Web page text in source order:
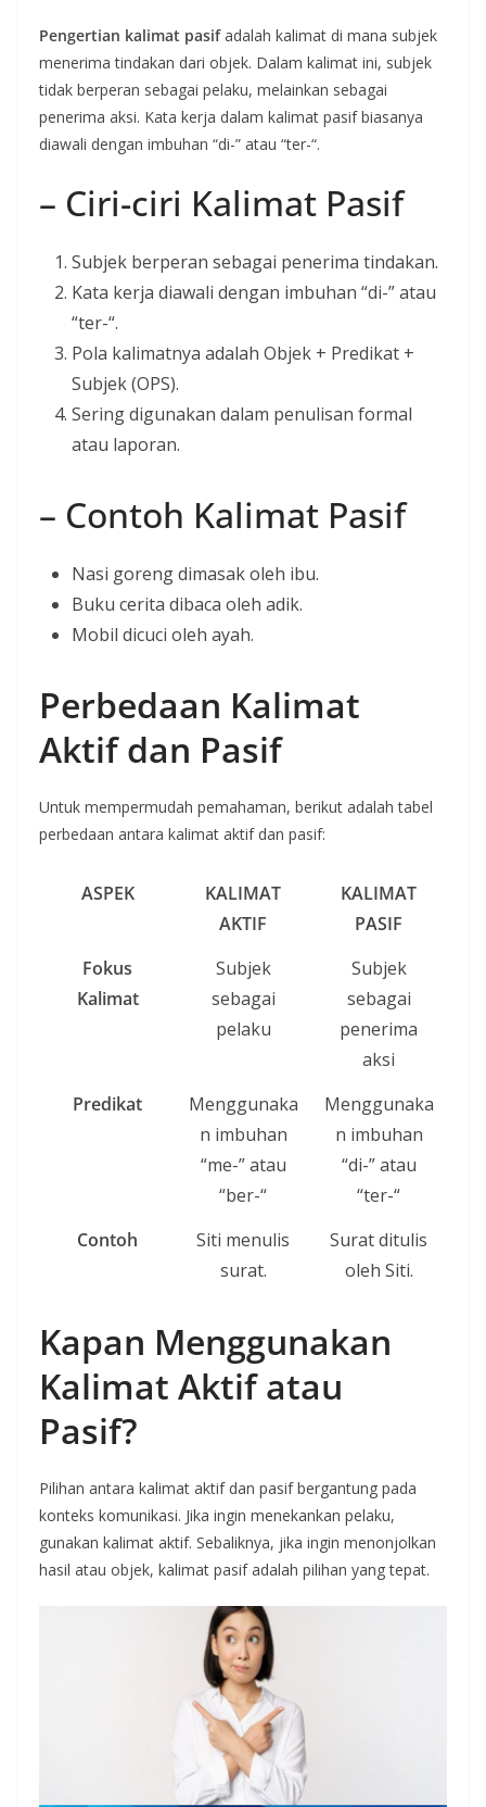
Pengertian kalimat pasifadalah kalimat di mana subjek
menerima tindakan dari objek. Dalam kalimat ini, subjek
tidak berperan sebagai pelaku, melainkan sebagai
penerima aksi. Kata kerja dalam kalimat pasif biasanya
diawali dengan imbuhan “di-” atau “ter-“.
– Ciri-ciri Kalimat Pasif
Subjek berperan sebagai penerima tindakan.
Kata kerja diawali dengan imbuhan “di-” atau
“ter-“.
Pola kalimatnya adalah Objek + Predikat +
Subjek (OPS).
Sering digunakan dalam penulisan formal
atau laporan.
– Contoh Kalimat Pasif
Nasi goreng dimasak oleh ibu.
Buku cerita dibaca oleh adik.
Mobil dicuci oleh ayah.
Perbedaan Kalimat
Aktif dan Pasif
Untuk mempermudah pemahaman, berikut adalah tabel
perbedaan antara kalimat aktif dan pasif:
ASPEK
KALIMAT
AKTIF
KALIMAT
PASIF
Fokus
Kalimat
Subjek
sebagai
pelaku
Subjek
sebagai
penerima
aksi
Predikat
Menggunaka
n imbuhan
“me-” atau
“ber-“
Menggunaka
n imbuhan
“di-” atau
“ter-“
Contoh
Siti menulis
surat.
Surat ditulis
oleh Siti.
Kapan Menggunakan
Kalimat Aktif atau
Pasif?
Pilihan antara kalimat aktif dan pasif bergantung pada
konteks komunikasi. Jika ingin menekankan pelaku,
gunakan kalimat aktif. Sebaliknya, jika ingin menonjolkan
hasil atau objek, kalimat pasif adalah pilihan yang tepat.